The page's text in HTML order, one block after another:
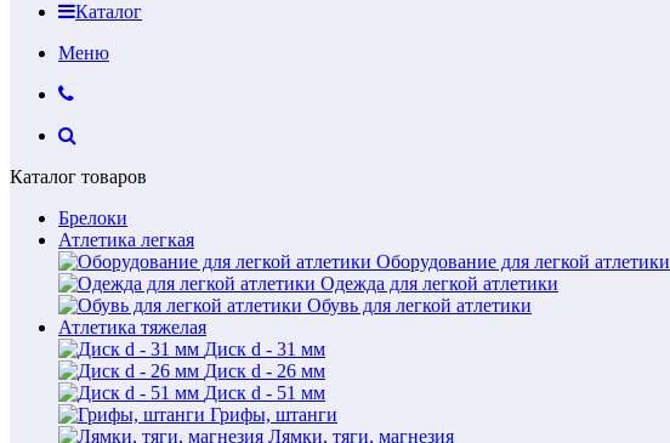
Каталог
Меню
Каталог товаров
Брелоки
Атлетика легкая
Оборудование для легкой атлетики
Одежда для легкой атлетики
Обувь для легкой атлетики
Атлетика тяжелая
Диск d - 31 мм
Диск d - 26 мм
Диск d - 51 мм
Грифы, штанги
Лямки, тяги, магнезия